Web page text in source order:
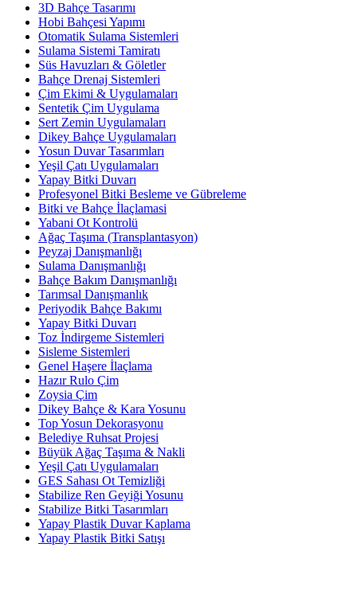
3D Bahçe Tasarımı
Hobi Bahçesi Yapımı
Otomatik Sulama Sistemleri
Sulama Sistemi Tamiratı
Süs Havuzları & Göletler
Bahçe Drenaj Sistemleri
Çim Ekimi & Uygulamaları
Sentetik Çim Uygulama
Sert Zemin Uygulamaları
Dikey Bahçe Uygulamaları
Yosun Duvar Tasarımları
Yeşil Çatı Uygulamaları
Yapay Bitki Duvarı
Profesyonel Bitki Besleme ve Gübreleme
Bitki ve Bahçe İlaçlamasi
Yabani Ot Kontrolü
Ağaç Taşıma (Transplantasyon)
Peyzaj Danışmanlığı
Sulama Danışmanlığı
Bahçe Bakım Danışmanlığı
Tarımsal Danışmanlık
Periyodik Bahçe Bakımı
Yapay Bitki Duvarı
Toz İndirgeme Sistemleri
Sisleme Sistemleri
Genel Haşere İlaçlama
Hazır Rulo Çim
Zoysia Çim
Dikey Bahçe & Kara Yosunu
Top Yosun Dekorasyonu
Belediye Ruhsat Projesi
Büyük Ağaç Taşıma & Nakli
Yeşil Çatı Uygulamaları
GES Sahası Ot Temizliği
Stabilize Ren Geyiği Yosunu
Stabilize Bitki Tasarımları
Yapay Plastik Duvar Kaplama
Yapay Plastik Bitki Satışı